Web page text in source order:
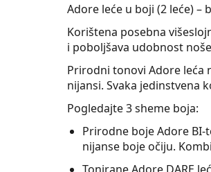
Adore leće u boji (2 leće) –
Korištena posebna
i poboljšava udobnost
Prirodni tonovi Adore leća
nijansi. Svaka jedinstvena
Pogledajte 3 sheme boja:
Prirodne boje Adore
nijanse boje očiju.
Tonirane Adore DARE